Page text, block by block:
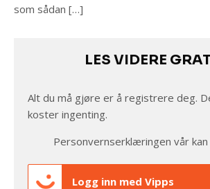
som sådan […]
LES VIDERE
Alt du må gjøre er å registrere deg.
koster ingenting.
Personvernserklæringen vår
Logg inn med Vipps